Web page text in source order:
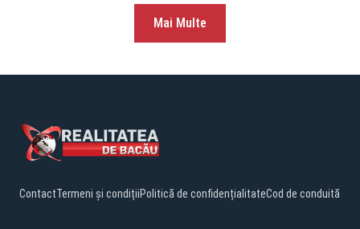
Mai Multe
ContactTermeni și condițiiPolitică de confidențialitateCod de conduită